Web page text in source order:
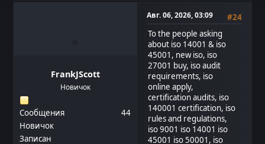
FrankJScott
Новичок
Сообщения
44
Новичок
Записан
Авг. 06, 2026, 03:09
#24
To the people asking
about iso 14001 & iso
45001, new iso, iso
27001 buy, iso audit
requirements, iso
online apply,
certification audits, iso
140001 certification, iso
rules and regulations,
iso 9001 iso 14001 iso
45001 iso 50001, iso